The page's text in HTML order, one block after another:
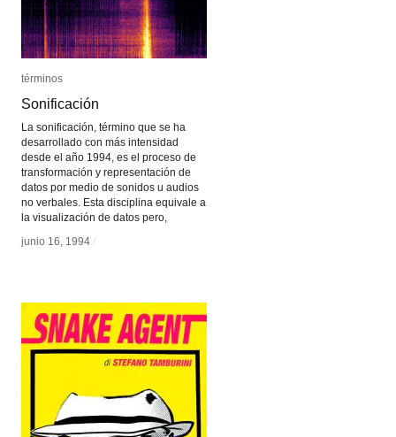
términos
Sonificación
La sonificación, término que se ha
desarrollado con más intensidad
desde el año 1994, es el proceso de
transformación y representación de
datos por medio de sonidos u audios
no verbales. Esta disciplina equivale a
la visualización de datos pero,
junio 16, 1994 /
términos
Sonificación
junio 16, 1994 /